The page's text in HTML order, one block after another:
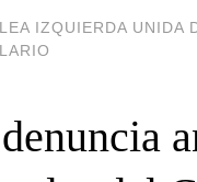
IZQUIERDA UNIDA